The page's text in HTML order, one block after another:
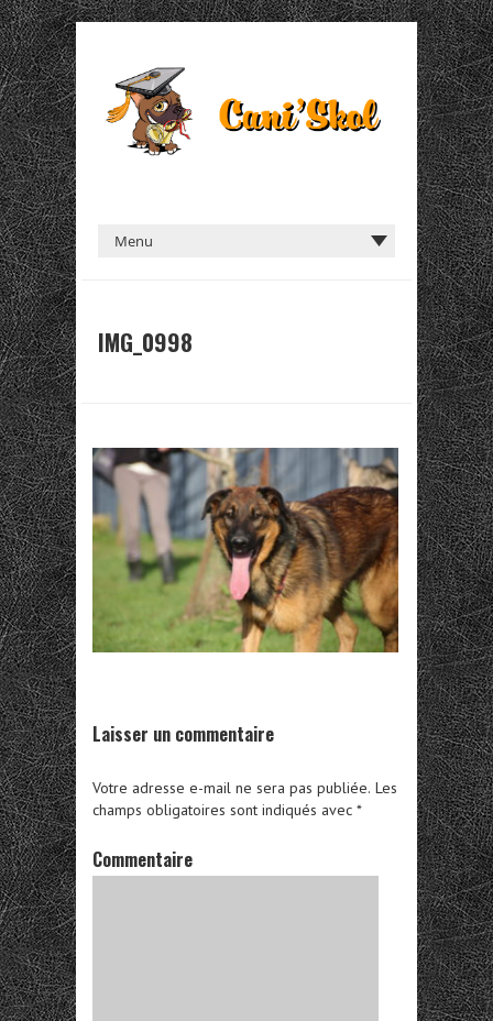
IMG_0998
Laisser un commentaire
Votre adresse e-mail ne sera pas publiée. Les
champs obligatoires sont indiqués avec *
Commentaire